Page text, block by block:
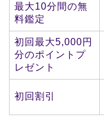
最大10分間の無
料鑑定
初回最大5,000円
分のポイントプ
レゼント
初回割引